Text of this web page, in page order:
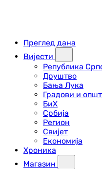
Преглед дана
Вијести
Република
Друштво
Бања Лука
Градови и
БиХ
Србија
Регион
Свијет
Економија
Хроника
Магазин